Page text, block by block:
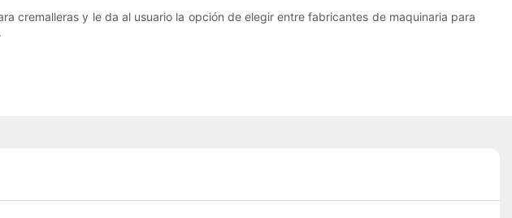
cremalleras y le da al usuario la opción de elegir entre fabricantes de maquinaria para